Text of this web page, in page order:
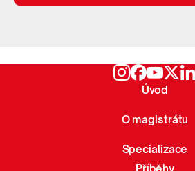
Úvod
O magistrátu
Specializace
Příběhy